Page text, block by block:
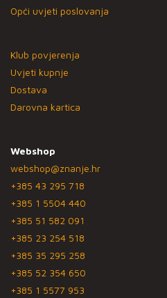
Opći uvjeti poslovanja
Klub povjerenja
Uvjeti kupnje
Dostava
Darovna kartica
Webshop
webshop@znanje.hr
+385 43 295 718
+385 1 5504 440
+385 51 582 091
+385 23 254 518
+385 35 295 258
+385 52 354 650
+385 1 5577 953